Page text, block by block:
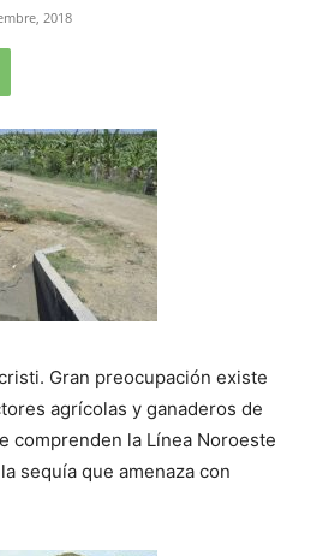
2018
Gran preocupación existe
agrícolas y ganaderos de
comprenden la Línea Noroeste
sequía que amenaza con